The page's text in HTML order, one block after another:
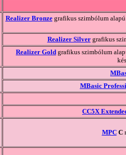
Realizer Bronzegrafikus szimbólum
Realizer Silvergrafikus
Realizer Gold grafikus szimbólum
MBasic
CC5X
MPC C